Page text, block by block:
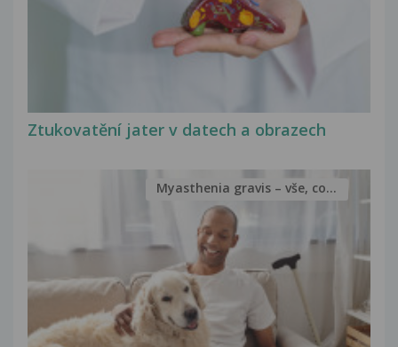
Ztukovatění jater v datech a obrazech
Myasthenia gravis – vše, co...